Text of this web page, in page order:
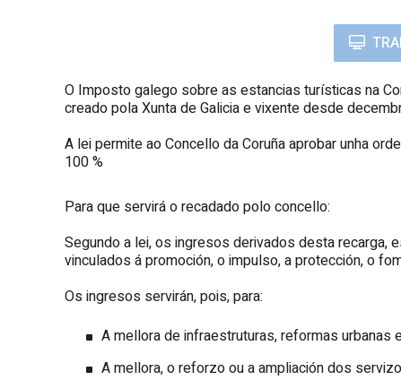
O Imposto galego sobre as estancias turísticas na
creado pola Xunta de Galicia e vixente desde
A lei permite ao Concello da Coruña aprobar unha
100 %
Para que servirá o recadado polo concello:
Segundo a lei, os ingresos derivados desta recarga,
vinculados á promoción, o impulso, a protección, o
Os ingresos servirán, pois, para:
A mellora de infraestruturas, reformas urbanas
A mellora, o reforzo ou a ampliación dos